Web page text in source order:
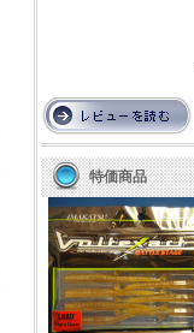
特価商品